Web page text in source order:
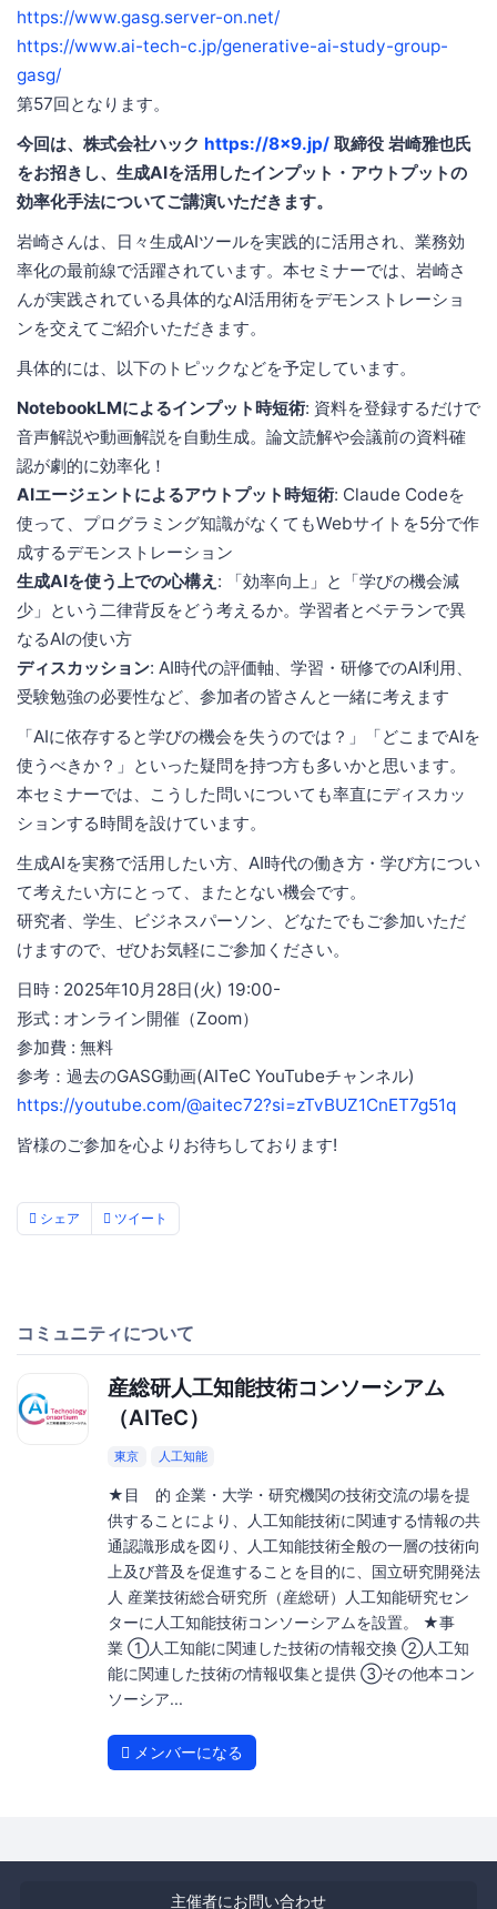
https://www.gasg.server-on.net/
https://www.ai-tech-c.jp/generative-ai-study-group-
gasg/
第57回となります。
今回は、株式会社ハック https://8x9.jp/ 取締役 岩崎雅也氏
をお招きし、生成AIを活用したインプット・アウトプットの
効率化手法についてご講演いただきます。
岩崎さんは、日々生成AIツールを実践的に活用され、業務効
率化の最前線で活躍されています。本セミナーでは、岩崎さ
んが実践されている具体的なAI活用術をデモンストレーショ
ンを交えてご紹介いただきます。
具体的には、以下のトピックなどを予定しています。
NotebookLMによるインプット時短術: 資料を登録するだけで
音声解説や動画解説を自動生成。論文読解や会議前の資料確
認が劇的に効率化！
AIエージェントによるアウトプット時短術: Claude Codeを
使って、プログラミング知識がなくてもWebサイトを5分で作
成するデモンストレーション
生成AIを使う上での心構え : 「効率向上」と「学びの機会減
少」という二律背反をどう考えるか。学習者とベテランで異
なるAIの使い方
ディスカッション: AI時代の評価軸、学習・研修でのAI利用、
受験勉強の必要性など、参加者の皆さんと一緒に考えます
「AIに依存すると学びの機会を失うのでは？」「どこまでAIを
使うべきか？」といった疑問を持つ方も多いかと思います。
本セミナーでは、こうした問いについても率直にディスカッ
ションする時間を設けています。
生成AIを実務で活用したい方、AI時代の働き方・学び方につい
て考えたい方にとって、またとない機会です。
研究者、学生、ビジネスパーソン、どなたでもご参加いただ
けますので、ぜひお気軽にご参加ください。
日時 : 2025年10月28日(火) 19:00-
形式 : オンライン開催（Zoom）
参加費 : 無料
参考：過去のGASG動画(AITeC YouTubeチャンネル)
https://youtube.com/@aitec72?si=zTvBUZ1CnET7g51q
皆様のご参加を心よりお待ちしております!
シェア ツイート
コミュニティについて
産総研人工知能技術コンソーシアム
（AITeC）
東京 人工知能
★目 的 企業・大学・研究機関の技術交流の場を提
供することにより、人工知能技術に関連する情報の共
通認識形成を図り、人工知能技術全般の一層の技術向
上及び普及を促進することを目的に、国立研究開発法
人 産業技術総合研究所（産総研）人工知能研究セン
ターに人工知能技術コンソーシアムを設置。 ★事
業 ①人工知能に関連した技術の情報交換 ②人工知
能に関連した技術の情報収集と提供 ③その他本コン
ソーシア...
メンバーになる
主催者にお問い合わせ